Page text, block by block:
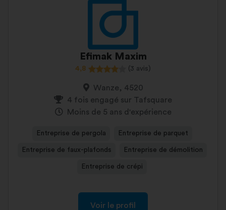
Efimak Maxim
4,8 (3 avis)
Wanze, 4520
4 fois engagé sur Tafsquare
Moins de 5 ans d'expérience
Entreprise de pergola Entreprise de parquet
Entreprise de faux-plafonds Entreprise de démolition
Entreprise de crépi
Voir le profil